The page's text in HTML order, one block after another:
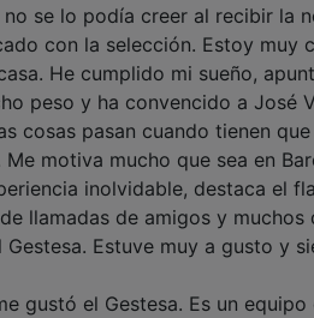
se lo podía creer al recibir la
con la selección. Estoy muy
He cumplido mi sueño,
peso y ha convencido a José
cosas pasan cuando tienen
motiva mucho que sea en
inolvidable, destaca el
llamadas de amigos y
Estuve muy a gusto y
gustó el Gestesa. Es un